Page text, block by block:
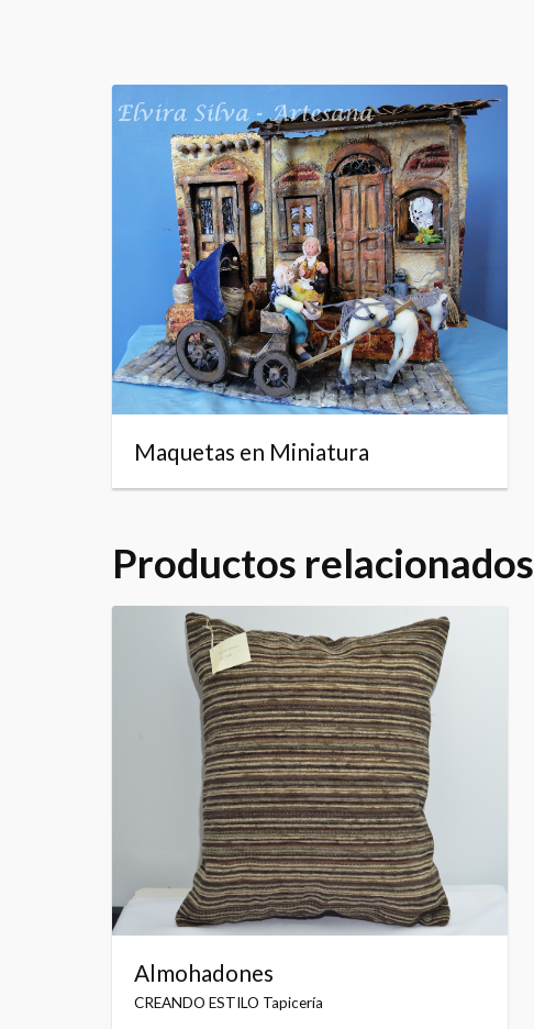
Maquetas en Miniatura
Productos relacionados
Almohadones
CREANDO ESTILO Tapicería